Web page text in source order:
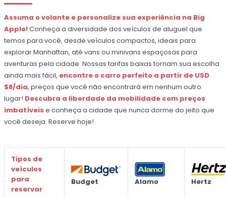
Assuma o volante e personalize sua experiência na Big
Apple!Conheça a diversidade dos veículos de aluguel que
temos para você, desde veículos compactos, ideais para
explorar Manhattan, até vans ou minivans espaçosas para
aventuras pela cidade. Nossas tarifas baixas tornam sua escolha
ainda mais fácil, encontre o carro perfeito a partir de USD
$8/dia, preços que você não encontrará em nenhum outro
lugar! Descubra a liberdade da mobilidade com preços
imbatíveise conheça a cidade que nunca dorme do jeito que
você deseja. Reserve hoje!
Tipos de
veículos
para
reservar
Budget Alamo Hertz